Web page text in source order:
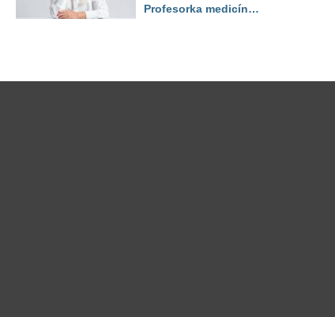
Profesorka medicíny